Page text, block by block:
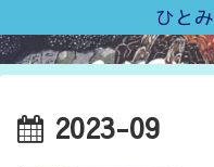
ひと
2023-09